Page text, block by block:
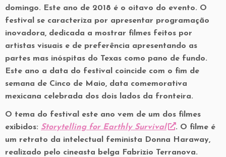
domingo. Este ano de 2018 é o oitavo do evento. O
festival se caracteriza por apresentar programação
inovadora, dedicada a mostrar filmes feitos por
artistas visuais e de preferência apresentando as
partes mas inóspitas do Texas como pano de fundo.
Este ano a data do festival coincide com o fim de
semana de Cinco de Maio, data comemorativa
mexicana celebrada dos dois lados da fronteira.
O tema do festival este ano vem de um dos filmes
exibidos: Storytelling for Earthly Survival
. O filme é
um retrato da intelectual feminista Donna Haraway,
realizado pelo cineasta belga Fabrizio Terranova.